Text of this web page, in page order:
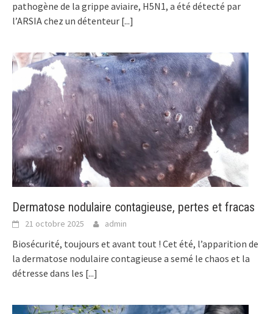
pathogène de la grippe aviaire, H5N1, a été détecté par
l’ARSIA chez un détenteur [...]
Dermatose nodulaire contagieuse, pertes et fracas
21 octobre 2025 admin
Biosécurité, toujours et avant tout ! Cet été, l’apparition de
la dermatose nodulaire contagieuse a semé le chaos et la
détresse dans les [...]